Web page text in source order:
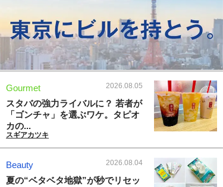
Gourmet 2026.08.05
スタバの強力ライバルに？ 若者が
「ゴンチャ」を選ぶワケ。タピオ
カの...
スギアカツキ
Beauty 2026.08.04
夏の“ベタベタ地獄”が秒でリセッ